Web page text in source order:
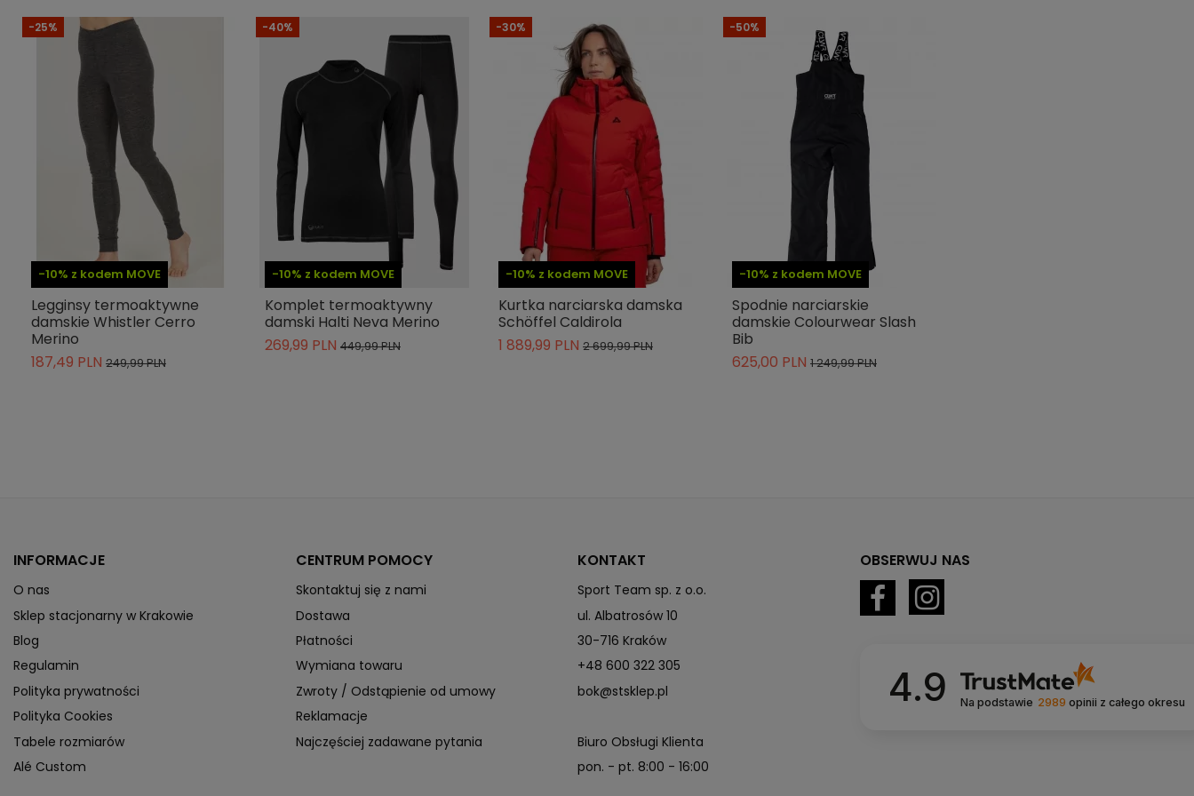
Materiał dominujący
Lyocell
Długość rękawa
Długi rękaw
Termoaktywność
Technologia
Schoeller® Dryskin
28-13354-9665
4063098085195
» Podmiot odpowiedzialny
-10% z kodem MOVE
-25%
Legginsy termoaktywne
damskie Whistler Cerro
Merino
187,49 PLN 249,99 PLN
-10% z kodem MOVE
-40%
Komplet termoaktywny
damski Halti Neva Merino
269,99 PLN 449,99 PLN
-10% z kodem MOVE
-30%
Kurtka narciarska damska
Schöffel Caldirola
1 889,99 PLN 2 699,99 PLN
-10% z kodem MOVE
-50%
Spodnie narciarskie
damskie Colourwear Slash
Bib
625,00 PLN 1 249,99 PLN
INFORMACJE
O nas
Sklep stacjonarny w Krakowie
Blog
Regulamin
Polityka prywatności
Polityka Cookies
Tabele rozmiarów
Alé Custom
CENTRUM POMOCY
Skontaktuj się z nami
Dostawa
Płatności
Wymiana towaru
Zwroty / Odstąpienie od umowy
Reklamacje
Najczęściej zadawane pytania
KONTAKT
Sport Team sp. z o.o.
ul. Albatrosów 10
30-716 Kraków
+48 600 322 305
bok@stsklep.pl
Biuro Obsługi Klienta
pon. - pt. 8:00 - 16:00
OBSERWUJ NAS
4.9 Na podstawie 2989 opinii z całego okresu